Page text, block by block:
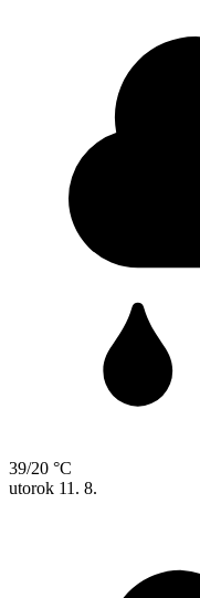
39/20 °C
utorok 11. 8.